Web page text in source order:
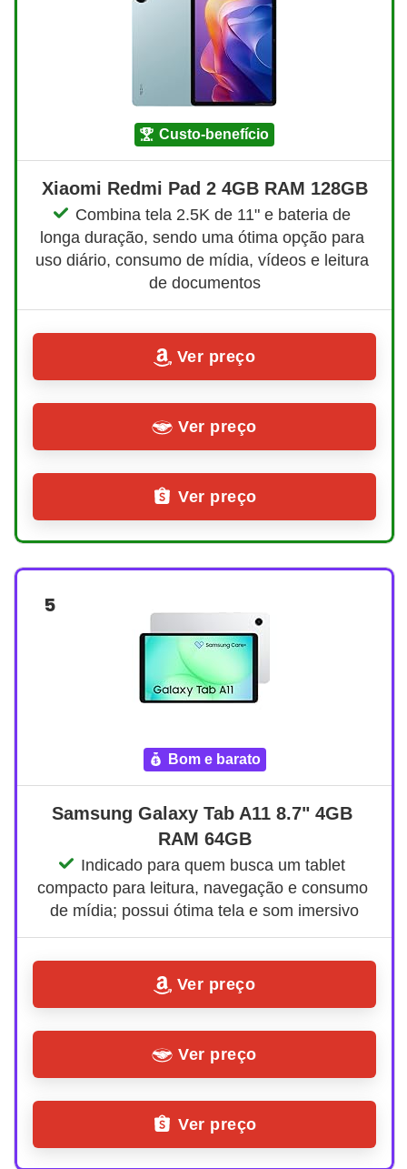
custo-benefício
Xiaomi Redmi Pad 2 4GB RAM 128GB
Combina tela 2.5K de 11" e bateria de
longa duração, sendo uma ótima opção para
uso diário, consumo de mídia, vídeos e leitura
de documentos
Ver preço
Ver preço
Ver preço
5
bom e barato
Samsung Galaxy Tab A11 8.7" 4GB
RAM 64GB
Indicado para quem busca um tablet
compacto para leitura, navegação e consumo
de mídia; possui ótima tela e som imersivo
Ver preço
Ver preço
Ver preço